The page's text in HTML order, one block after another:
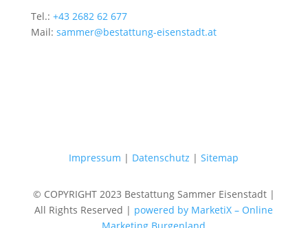
Tel.: +43 2682 62 677
Mail: sammer@bestattung-eisenstadt.at
Impressum | Datenschutz |Sitemap
© COPYRIGHT 2023 Bestattung Sammer Eisenstadt |
All Rights Reserved | powered by MarketiX – Online